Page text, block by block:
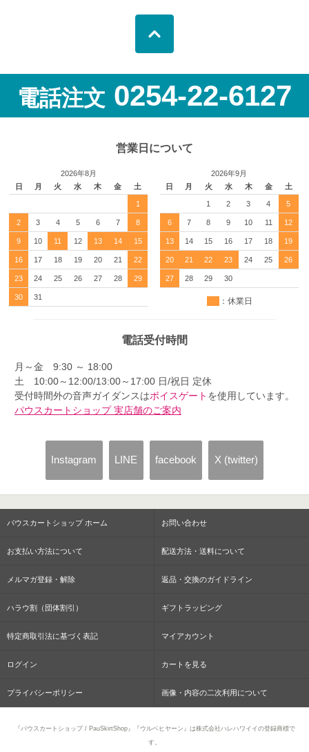
電話注文 0254-22-6127
営業日について
2026年8月
日
月 火 水 木 金 土
1
2 3 4 5 6 7 8
9 10 11 12 13 14 15
16 17 18 19 20 21 22
23 24 25 26 27 28 29
30 31
2026年9月
日
月 火 水 木 金 土
1 2 3 4 5
6 7 8 9 10 11 12
13 14 15 16 17 18 19
20 21 22 23 24 25 26
27 28 29 30
：休業日
電話受付時間
月～金 9:30 ～ 18:00
土 10:00～12:00/13:00～17:00 日/祝日 定休
受付時間外の音声ガイダンスはボイスゲート を使用しています。
パウスカートショップ 実店舗のご案内
Instagram LINE facebook X (twitter)
パウスカートショップ ホーム お問い合わせ
お支払い方法について 配送方法・送料について
メルマガ登録・解除 返品・交換のガイドライン
ハラウ割（団体割引） ギフトラッピング
特定商取引法に基づく表記 マイアカウント
ログイン カートを見る
プライバシーポリシー 画像・内容の二次利用について
『パウスカートショップ / PauSkirtShop』『ウルベヒヤーン』は株式会社ハレハワイイの登録商標で
す。